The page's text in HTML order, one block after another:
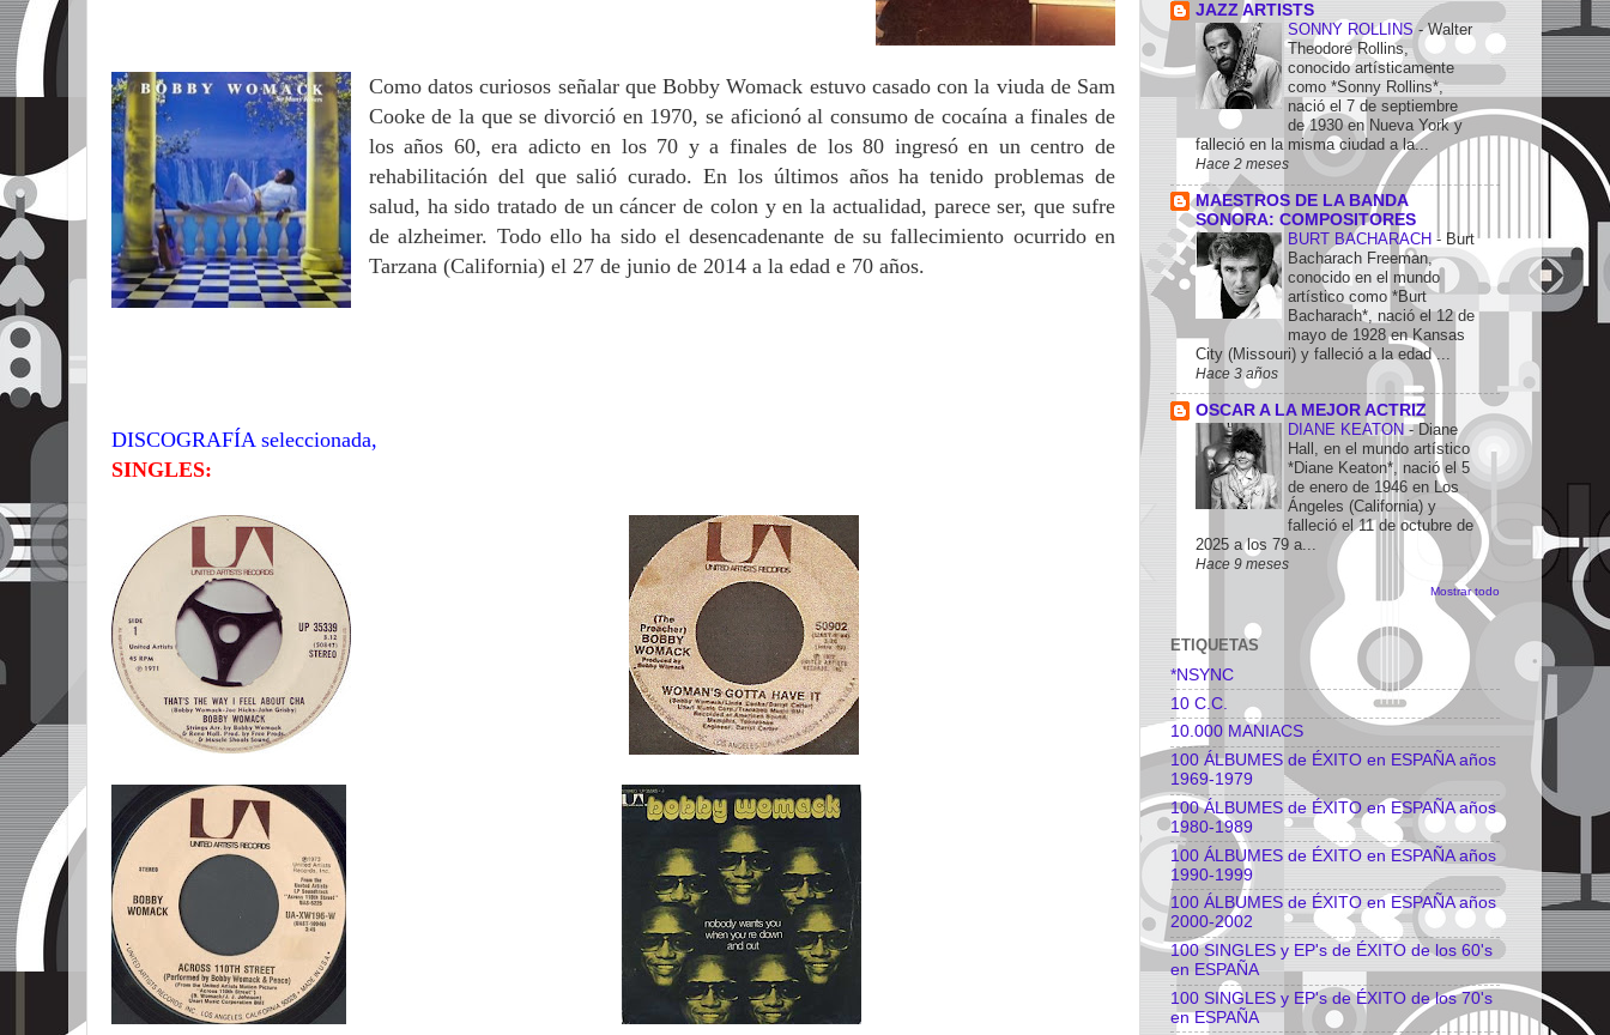
Como datos curiosos señalar que Bobby Womack estuvo casado con la viuda de Sam
Cooke de la que se divorció en 1970, se aficionó al consumo de cocaína a finales de
los años 60, era adicto en los 70 y a finales de los 80 ingresó en un centro de
rehabilitación del que salió curado. En los últimos años ha tenido problemas de
salud, ha sido tratado de un cáncer de colon y en la actualidad, parece ser, que sufre
de alzheimer. Todo ello ha sido el desencadenante de su fallecimiento ocurrido en
Tarzana (California) el 27 de junio de 2014 a la edad e 70 años.
DISCOGRAFÍA seleccionada,
SINGLES:
JAZZ ARTISTS
SONNY ROLLINS-Walter
Theodore Rollins,
conocido artísticamente
como *Sonny Rollins*,
nació el 7 de septiembre
de 1930 en Nueva York y
falleció en la misma ciudad a la...
Hace 2 meses
MAESTROS DE LA BANDA
SONORA: COMPOSITORES
BURT BACHARACH - Burt
Bacharach Freeman,
conocido en el mundo
artístico como *Burt
Bacharach*, nació el 12 de
mayo de 1928 en Kansas
City (Missouri) y falleció a la edad ...
Hace 3 años
OSCAR A LA MEJOR ACTRIZ
DIANE KEATON-Diane
Hall, en el mundo artístico
*Diane Keaton*, nació el 5
de enero de 1946 en Los
Ángeles (California) y
falleció el 11 de octubre de
2025 a los 79 a...
Hace 9 meses
Mostrar todo
ETIQUETAS
*NSYNC
10 C.C.
10.000 MANIACS
100 ÁLBUMES de ÉXITO en ESPAÑA años
1969-1979
100 ÁLBUMES de ÉXITO en ESPAÑA años
1980-1989
100 ÁLBUMES de ÉXITO en ESPAÑA años
1990-1999
100 ÁLBUMES de ÉXITO en ESPAÑA años
2000-2002
100 SINGLES y EP's de ÉXITO de los 60's
en ESPAÑA
100 SINGLES y EP's de ÉXITO de los 70's
en ESPAÑA